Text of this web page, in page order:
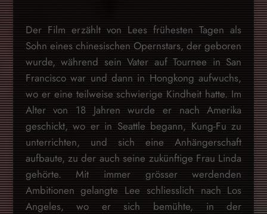
Der Film erzählt von Lees frühesten Tagen als
Sohn eines chinesischen Opernstars, der geboren
wurde, während sein Vater auf Tournee in San
Francisco war und dann in Hongkong aufwuchs,
wo er eine teilweise schwierige Kindheit hatte. Im
Alter von 18 Jahren wurde er nach Amerika
geschickt, wo er in Seattle begann, Kung-Fu zu
unterrichten, und sich eine Anhängerschaft
aufbaute, zu der auch seine zukünftige Frau Linda
gehörte. Mit immer grösser werdenden
Ambitionen gelangte Lee schliesslich nach Los
Angeles, wo er sich bemühte, in der